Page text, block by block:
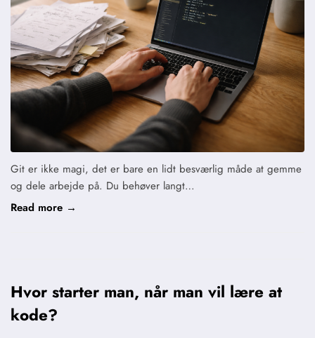
Git er ikke magi, det er bare en lidt besværlig måde at gemme
og dele arbejde på. Du behøver langt…
Read more →
Hvor starter man, når man vil lære at
kode?